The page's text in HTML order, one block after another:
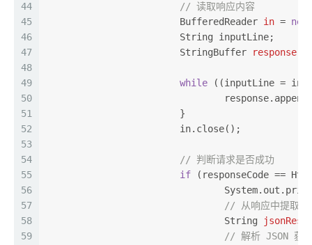
44
45
46
47
48
49
50
51
52
53
54
55
56
57
58
59
// 读取响应内容
BufferedReader in = new
			String inputLine;
StringBuffer
response
while ((inputLine =
			}
			in.close();
// 判断请求是否成功
if (responseCode ==
// 从响应中提取
String
// 解析 JSON